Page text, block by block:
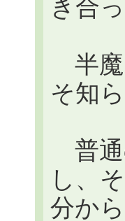
き合
半魔
そ知
普通
し、
分から